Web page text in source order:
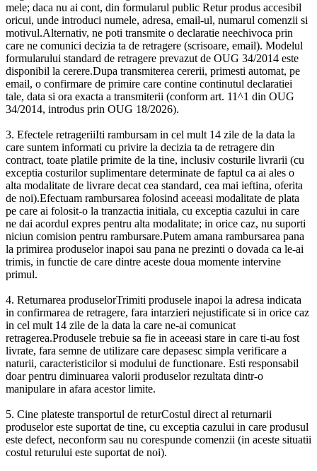
mele; daca nu ai cont, din formularul public Retur produs accesibil
oricui, unde introduci numele, adresa, email-ul, numarul comenzii si
motivul.Alternativ, ne poti transmite o declaratie neechivoca prin
care ne comunici decizia ta de retragere (scrisoare, email). Modelul
formularului standard de retragere prevazut de OUG 34/2014 este
disponibil la cerere.Dupa transmiterea cererii, primesti automat, pe
email, o confirmare de primire care contine continutul declaratiei
tale, data si ora exacta a transmiterii (conform art. 11^1 din OUG
34/2014, introdus prin OUG 18/2026).
3. Efectele retrageriiIti rambursam in cel mult 14 zile de la data la
care suntem informati cu privire la decizia ta de retragere din
contract, toate platile primite de la tine, inclusiv costurile livrarii (cu
exceptia costurilor suplimentare determinate de faptul ca ai ales o
alta modalitate de livrare decat cea standard, cea mai ieftina, oferita
de noi).Efectuam rambursarea folosind aceeasi modalitate de plata
pe care ai folosit-o la tranzactia initiala, cu exceptia cazului in care
ne dai acordul expres pentru alta modalitate; in orice caz, nu suporti
niciun comision pentru rambursare.Putem amana rambursarea pana
la primirea produselor inapoi sau pana ne prezinti o dovada ca le-ai
trimis, in functie de care dintre aceste doua momente intervine
primul.
4. Returnarea produselorTrimiti produsele inapoi la adresa indicata
in confirmarea de retragere, fara intarzieri nejustificate si in orice caz
in cel mult 14 zile de la data la care ne-ai comunicat
retragerea.Produsele trebuie sa fie in aceeasi stare in care ti-au fost
livrate, fara semne de utilizare care depasesc simpla verificare a
naturii, caracteristicilor si modului de functionare. Esti responsabil
doar pentru diminuarea valorii produselor rezultata dintr-o
manipulare in afara acestor limite.
5. Cine plateste transportul de returCostul direct al returnarii
produselor este suportat de tine, cu exceptia cazului in care produsul
este defect, neconform sau nu corespunde comenzii (in aceste situatii
costul returului este suportat de noi).